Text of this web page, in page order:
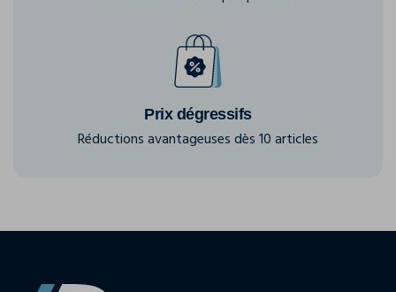
Prix dégressifs
Réductions avantageuses dès 10 articles